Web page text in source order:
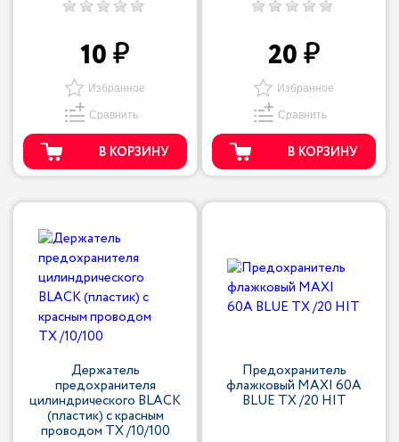
10
Избранное
Сравнить
В КОРЗИНУ
20
Избранное
Сравнить
В КОРЗИНУ
Держатель
предохранителя
цилиндрического BLACK
(пластик) с красным
проводом TX /10/100
Предохранитель
флажковый MAXI 60A
BLUE TX /20 HIT